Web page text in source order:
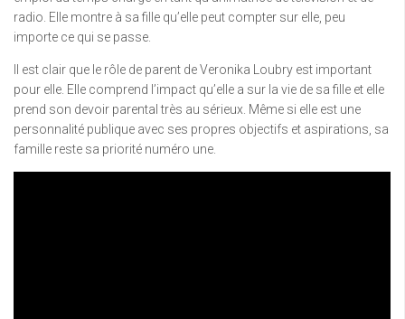
radio. Elle montre à sa fille qu’elle peut compter sur elle, peu
importe ce qui se passe.
Il est clair que le rôle de parent de Veronika Loubry est important
pour elle. Elle comprend l’impact qu’elle a sur la vie de sa fille et elle
prend son devoir parental très au sérieux. Même si elle est une
personnalité publique avec ses propres objectifs et aspirations, sa
famille reste sa priorité numéro une.